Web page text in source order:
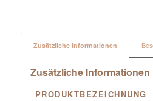
Zusätzliche Informationen
Zusätzliche Informationen
PRODUKTBEZEICHNUNG